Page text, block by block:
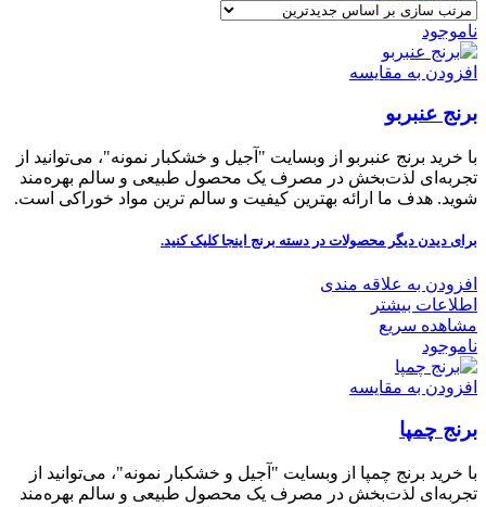
ناموجود
افزودن به مقایسه
برنج عنبربو
با خرید برنج عنبربو از وبسایت "آجیل و خشکبار نمونه"، می‌توانید از
تجربه‌ای لذت‌بخش در مصرف یک محصول طبیعی و سالم بهره‌مند
شوید. هدف ما ارائه بهترین کیفیت و سالم ترین مواد خوراکی است.
برای دیدن دیگر محصولات در دسته برنج اینجا کلیککنید.
افزودن به علاقه مندی
اطلاعات بیشتر
مشاهده سریع
ناموجود
افزودن به مقایسه
برنج چمپا
با خرید برنج چمپا از وبسایت "آجیل و خشکبار نمونه"، می‌توانید از
تجربه‌ای لذت‌بخش در مصرف یک محصول طبیعی و سالم بهره‌مند